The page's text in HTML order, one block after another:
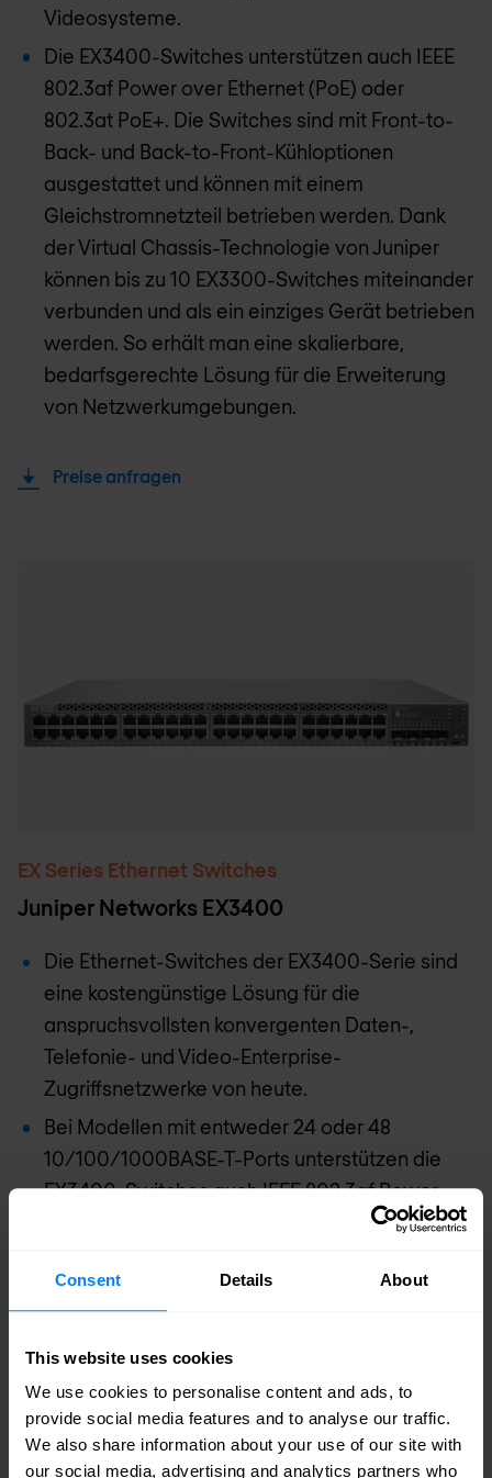
Consent Details About
This website uses cookies
We use cookies to personalise content and ads, to
provide social media features and to analyse our traffic.
We also share information about your use of our site with
our social media, advertising and analytics partners who
Videosysteme.
Die EX3400-Switches unterstützen auch IEEE
802.3af Power over Ethernet (PoE) oder
802.3at PoE+. Die Switches sind mit Front-to-
Back- und Back-to-Front-Kühloptionen
ausgestattet und können mit einem
Gleichstromnetzteil betrieben werden. Dank
der Virtual Chassis-Technologie von Juniper
können bis zu 10 EX3300-Switches miteinander
verbunden und als ein einziges Gerät betrieben
werden. So erhält man eine skalierbare,
bedarfsgerechte Lösung für die Erweiterung
von Netzwerkumgebungen.
Preise anfragen
EX Series Ethernet Switches
Juniper Networks EX3400
Die Ethernet-Switches der EX3400-Serie sind
eine kostengünstige Lösung für die
anspruchsvollsten konvergenten Daten-,
Telefonie- und Video-Enterprise-
Zugriffsnetzwerke von heute.
Bei Modellen mit entweder 24 oder 48
10/100/1000BASE-T-Ports unterstützen die
EX3400-Switches auch IEEE 802.3af Power
over Ethernet (PoE) oder 802.3at PoE+ für den
Videokameras, WLAN-Zugangspunkte und
anderen IP-Geräten. Für die Verbindung der
Switches mit vorgeschalteten Geräten sind
vier SFP/SFP+-Uplink-Ports mit Dual Mode-
Unterstützung (GbE/10GbE) auf der
Gerätevorderseite und zwei 40-GbE-QSFP+-